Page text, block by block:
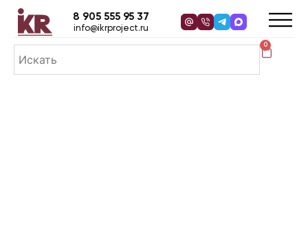
0
8 905 555 95 37
info@ikrproject.ru